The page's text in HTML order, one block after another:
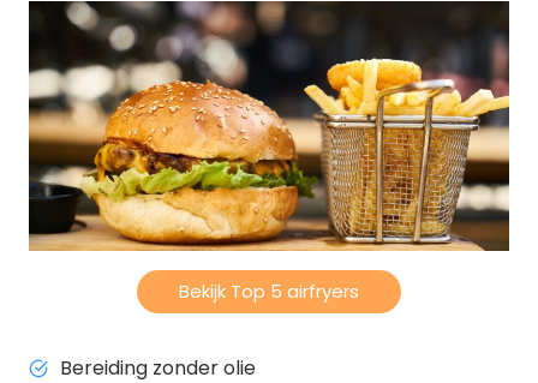
Bekijk Top 5 airfryers
Bereiding zonder olie